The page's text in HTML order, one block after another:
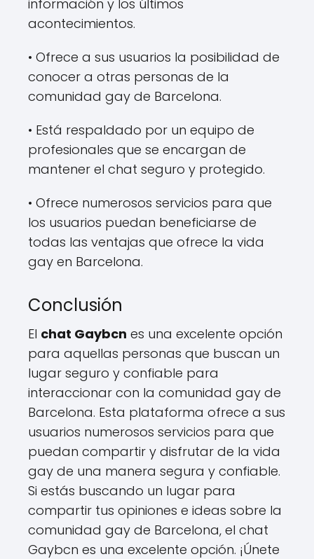
información y los últimos
acontecimientos.
• Ofrece a sus usuarios la posibilidad de
conocer a otras personas de la
comunidad gay de Barcelona.
• Está respaldado por un equipo de
profesionales que se encargan de
mantener el chat seguro y protegido.
• Ofrece numerosos servicios para que
los usuarios puedan beneficiarse de
todas las ventajas que ofrece la vida
gay en Barcelona.
Conclusión
El chat Gaybcn es una excelente opción
para aquellas personas que buscan un
lugar seguro y confiable para
interaccionar con la comunidad gay de
Barcelona. Esta plataforma ofrece a sus
usuarios numerosos servicios para que
puedan compartir y disfrutar de la vida
gay de una manera segura y confiable.
Si estás buscando un lugar para
compartir tus opiniones e ideas sobre la
comunidad gay de Barcelona, el chat
Gaybcn es una excelente opción. ¡Únete